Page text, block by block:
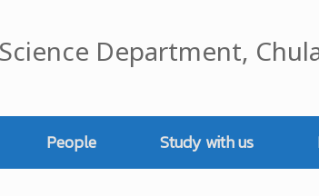
Department,
People Study with us